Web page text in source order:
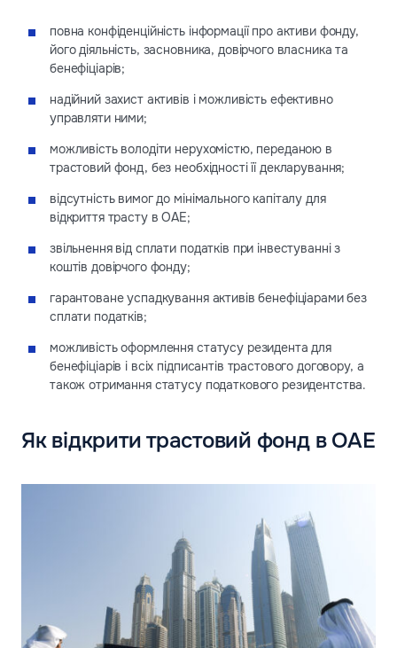
повна конфіденційність інформації про активи фонду,
його діяльність, засновника, довірчого власника та
бенефіціарів;
надійний захист активів і можливість ефективно
управляти ними;
можливість володіти нерухомістю, переданою в
трастовий фонд, без необхідності її декларування;
відсутність вимог до мінімального капіталу для
відкриття трасту в ОАЕ;
звільнення від сплати податків при інвестуванні з
коштів довірчого фонду;
гарантоване успадкування активів бенефіціарами без
сплати податків;
можливість оформлення статусу резидента для
бенефіціарів і всіх підписантів трастового договору, а
також отримання статусу податкового резидентства.
Як відкрити трастовий фонд в ОАЕ